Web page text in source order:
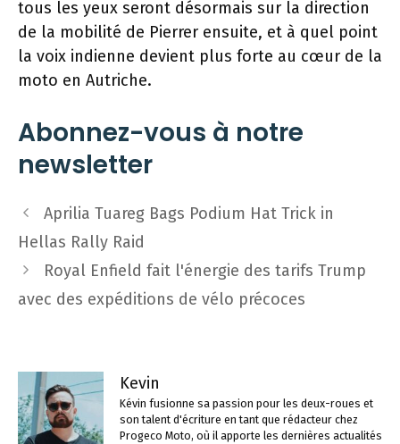
tous les yeux seront désormais sur la direction
de la mobilité de Pierrer ensuite, et à quel point
la voix indienne devient plus forte au cœur de la
moto en Autriche.
Abonnez-vous à notre
newsletter
Navigation
des
Aprilia Tuareg Bags Podium Hat Trick in
Hellas Rally Raid
Royal Enfield fait l'énergie des tarifs Trump
avec des expéditions de vélo précoces
Kevin
Kévin fusionne sa passion pour les deux-roues et
son talent d'écriture en tant que rédacteur chez
Progeco Moto, où il apporte les dernières actualités